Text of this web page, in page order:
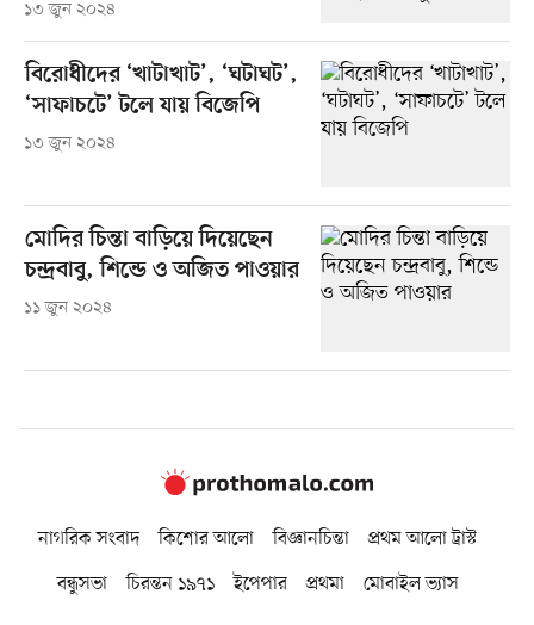
১৩ জুন ২০২৪
বিরোধীদের ‘খাটাখাট’, ‘ঘটাঘট’,
‘সাফাচটে’ টলে যায় বিজেপি
১৩ জুন ২০২৪
মোদির চিন্তা বাড়িয়ে দিয়েছেন
চন্দ্রবাবু, শিন্ডে ও অজিত পাওয়ার
১১ জুন ২০২৪
নাগরিক সংবাদ কিশোর আলো বিজ্ঞানচিন্তা
প্রথম আলো ট্রাস্ট
বন্ধুসভা
চিরন্তন ১৯৭১ ইপেপার প্রথমা মোবাইল ভ্যাস